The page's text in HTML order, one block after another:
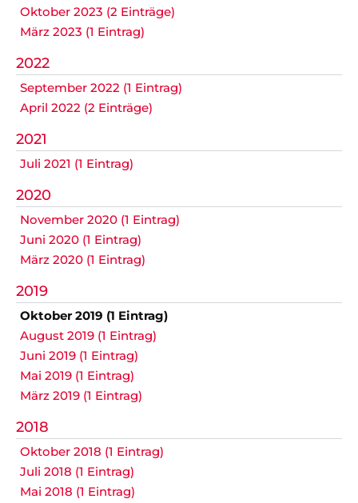
Oktober 2023 (2 Einträge)
März 2023 (1 Eintrag)
2022
September 2022 (1 Eintrag)
April 2022 (2 Einträge)
2021
Juli 2021 (1 Eintrag)
2020
November 2020 (1 Eintrag)
Juni 2020 (1 Eintrag)
März 2020 (1 Eintrag)
2019
Oktober 2019 (1 Eintrag)
August 2019 (1 Eintrag)
Juni 2019 (1 Eintrag)
Mai 2019 (1 Eintrag)
März 2019 (1 Eintrag)
2018
Oktober 2018 (1 Eintrag)
Juli 2018 (1 Eintrag)
Mai 2018 (1 Eintrag)